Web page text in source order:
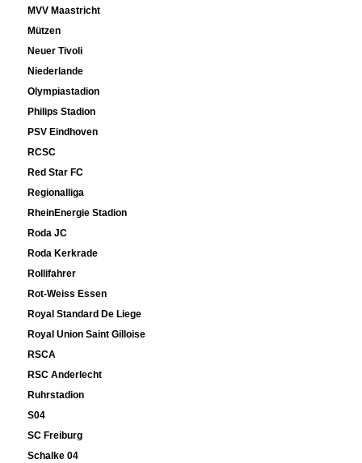
MVV Maastricht
Mützen
Neuer Tivoli
Niederlande
Olympiastadion
Philips Stadion
PSV Eindhoven
RCSC
Red Star FC
Regionalliga
RheinEnergie Stadion
Roda JC
Roda Kerkrade
Rollifahrer
Rot-Weiss Essen
Royal Standard De Liege
Royal Union Saint Gilloise
RSCA
RSC Anderlecht
Ruhrstadion
S04
SC Freiburg
Schalke 04